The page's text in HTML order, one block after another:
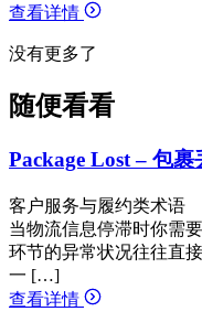
查看详情
没有更多了
随便看看
Package Lost – 包裹
客户服务与履约类术语
当物流信息停滞时你需
环节的异常状况往往直
一 […]
查看详情